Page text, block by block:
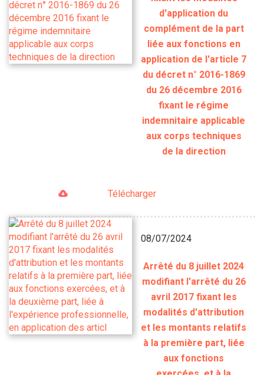
d'application du
complément de la part
liée aux fonctions en
application de l'article 7
du décret n° 2016-1869
du 26 décembre 2016
fixant le régime
indemnitaire applicable
aux corps techniques
de la direction
Télécharger
08/07/2024
Arrêté du 8 juillet 2024
modifiant l'arrêté du 26
avril 2017 fixant les
modalités d'attribution
et les montants relatifs
à la première part, liée
aux fonctions